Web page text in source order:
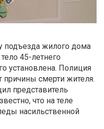
подъезда жилого дома
45-летнего
установлена. Полиция
причины смерти жителя.
представитель
что на теле
насильственной